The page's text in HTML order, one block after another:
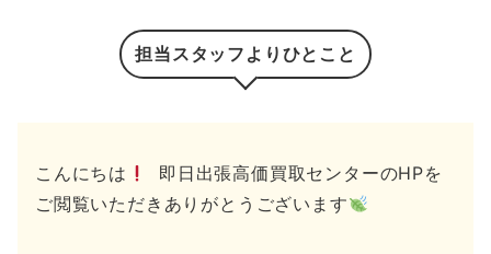
担当スタッフよりひとこと
こんにちは
即日出張高価買取センターのHPを
ご閲覧いただきありがとうございます